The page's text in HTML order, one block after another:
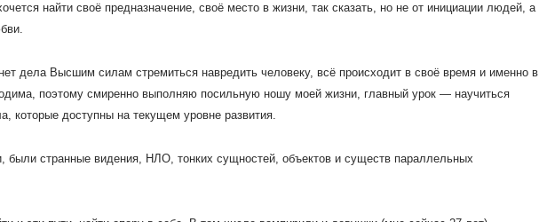
найти своё предназначение, своё место в жизни, так сказать, но не от инициации людей, а
дела Высшим силам стремиться навредить человеку, всё происходит в своё время и именно в
поэтому смиренно выполняю посильную ношу моей жизни, главный урок — научиться
которые доступны на текущем уровне развития.
были странные видения, НЛО, тонких сущностей, объектов и существ параллельных